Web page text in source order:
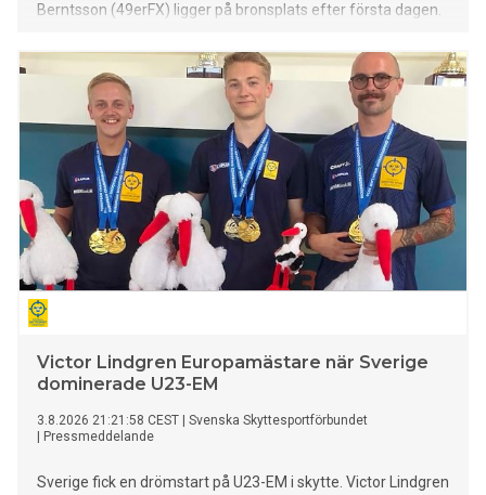
Berntsson (49erFX) ligger på bronsplats efter första dagen.
Victor Lindgren Europamästare när Sverige
dominerade U23-EM
3.8.2026 21:21:58 CEST
Svenska Skyttesportförbundet
Pressmeddelande
Sverige fick en drömstart på U23-EM i skytte. Victor Lindgren